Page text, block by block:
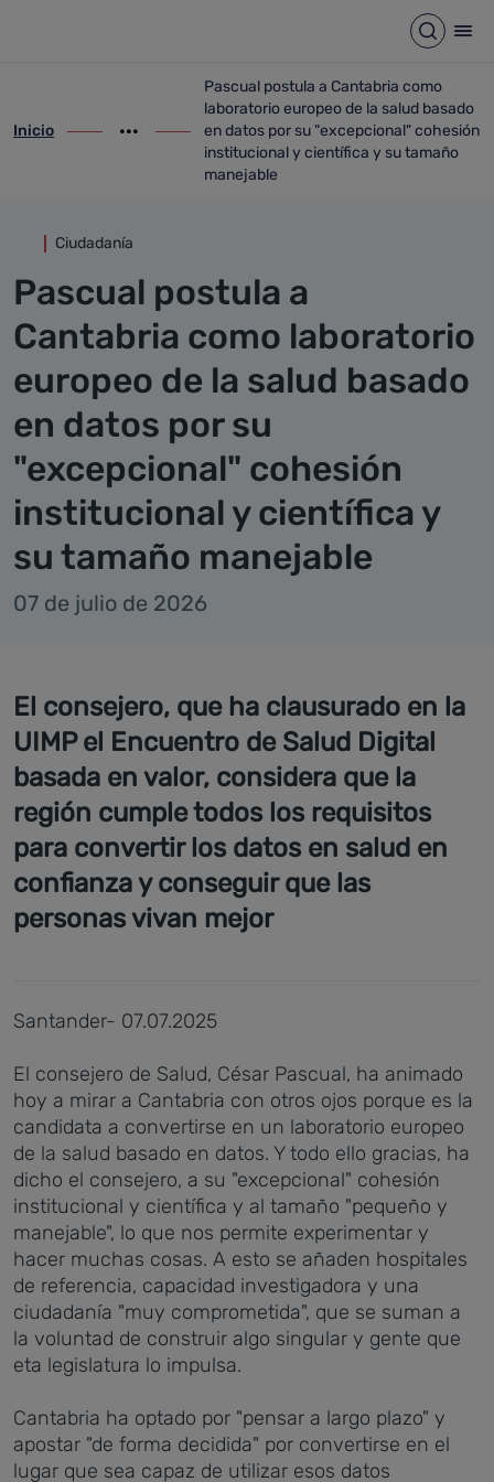
Abrir
ir-a inicio
Inicio
Mostrar opciones del camino de migas
ir-a Pascual postula a Cantabria como
Pascual postula a Cantabria como
laboratorio europeo de la salud basado
en datos por su "excepcional" cohesión
institucional y científica y su tamaño
manejable
Ciudadanía
Pascual postula a
Cantabria como laboratorio
europeo de la salud basado
en datos por su
"excepcional" cohesión
institucional y científica y
su tamaño manejable
07 de julio de 2026
El consejero, que ha clausurado en la
UIMP el Encuentro de Salud Digital
basada en valor, considera que la
región cumple todos los requisitos
para convertir los datos en salud en
confianza y conseguir que las
personas vivan mejor
Santander- 07.07.2025
El consejero de Salud, César Pascual, ha animado
hoy a mirar a Cantabria con otros ojos porque es la
candidata a convertirse en un laboratorio europeo
de la salud basado en datos. Y todo ello gracias, ha
dicho el consejero, a su "excepcional" cohesión
institucional y científica y al tamaño "pequeño y
manejable", lo que nos permite experimentar y
hacer muchas cosas. A esto se añaden hospitales
de referencia, capacidad investigadora y una
ciudadanía "muy comprometida", que se suman a
la voluntad de construir algo singular y gente que
eta legislatura lo impulsa.
Cantabria ha optado por "pensar a largo plazo" y
apostar "de forma decidida" por convertirse en el
lugar que sea capaz de utilizar esos datos